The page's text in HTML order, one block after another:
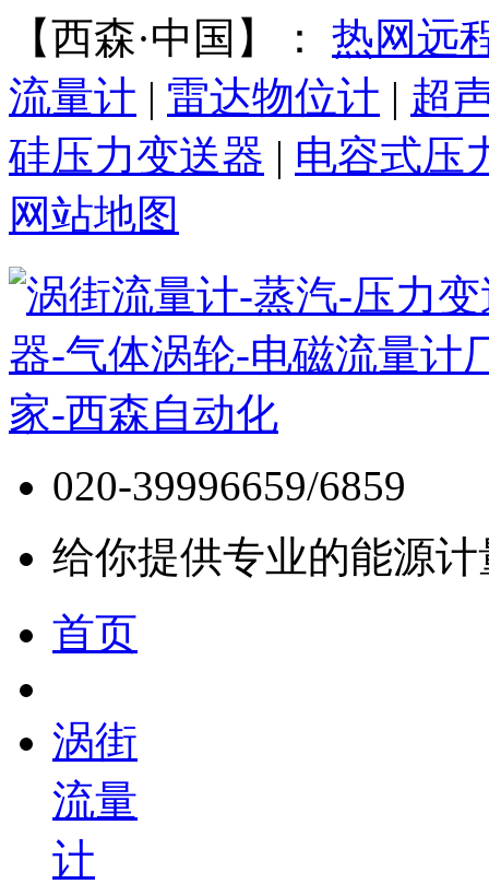
【西森·中国】： 热网远
流量计 | 雷达物位计 | 超
硅压力变送器 | 电容式压
网站地图
020-39996659/6859
给你提供专业的能源
首页
涡街
流量
计